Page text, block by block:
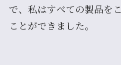
で、私はすべての製品を
ことができました。